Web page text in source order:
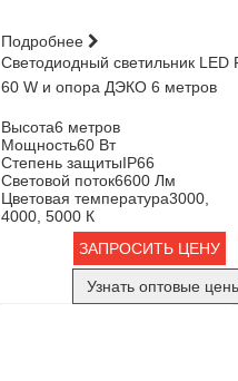
Подробнее
Светодиодный светильник LED
60 W и опора ДЭКО 6 метров
Высота6 метров
Мощность60 Вт
Степень защитыIP66
Световой поток6600 Лм
Цветовая температура3000,
4000, 5000 К
ЗАПРОСИТЬ ЦЕНУ
Узнать оптовые